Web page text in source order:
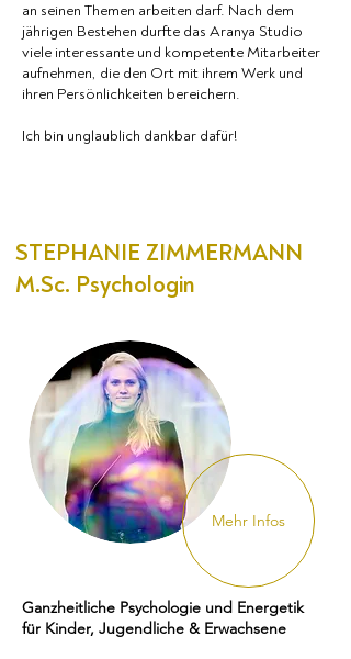
an seinen Themen arbeiten darf. Nach dem
jährigen Bestehen durfte das Aranya Studio
viele interessante und kompetente Mitarbeiter
aufnehmen, die den Ort mit ihrem Werk und
ihren Persönlichkeiten bereichern.
Ich bin unglaublich dankbar dafür!
STEPHANIE ZIMMERMANN
M.Sc. Psychologin
Ganzheitliche Psychologie und Energetik
für Kinder, Jugendliche & Erwachsene
Mehr Infos